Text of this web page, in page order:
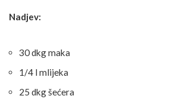
Nadjev:
30 dkg maka
1/4 l mlijeka
25 dkg šećera